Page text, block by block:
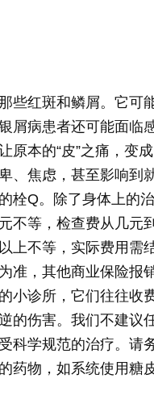
些红斑和鳞屑。它可
屑病患者还可能面临
本的“皮”之痛，变
、焦虑，甚至影响到
栓Q。除了身体上的
不等，检查费从几元
上不等，实际费用需
准，其他商业保险报
小诊所，它们往往收
的伤害。我们不建议
科学规范的治疗。请
药物，如系统使用糖